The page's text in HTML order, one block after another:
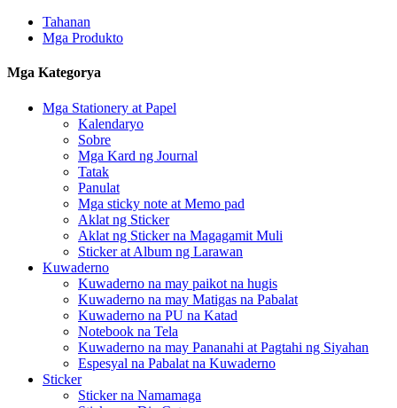
Tahanan
Mga Produkto
Mga Kategorya
Mga Stationery at Papel
Kalendaryo
Sobre
Mga Kard ng Journal
Tatak
Panulat
Mga sticky note at Memo pad
Aklat ng Sticker
Aklat ng Sticker na Magagamit Muli
Sticker at Album ng Larawan
Kuwaderno
Kuwaderno na may paikot na hugis
Kuwaderno na may Matigas na Pabalat
Kuwaderno na PU na Katad
Notebook na Tela
Kuwaderno na may Pananahi at Pagtahi ng Siyahan
Espesyal na Pabalat na Kuwaderno
Sticker
Sticker na Namamaga